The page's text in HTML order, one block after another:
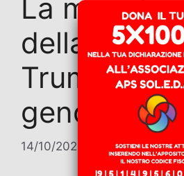
La
della
Trump
genocidio
14/10/2025 Marco Nesci